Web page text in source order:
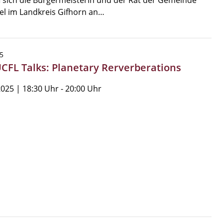
im Landkreis Gifhorn an…
Talks: Planetary Rerverberations
| 18:30 Uhr - 20:00 Uhr